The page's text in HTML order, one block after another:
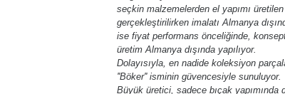
seçkin malzemelerden el yapımı
gerçekleştirilirken imalatı Almanya
ise fiyat performans önceliğinde,
üretim Almanya dışında yapılıyor.
Dolayısıyla, en nadide koleksiyon
''Böker'' isminin güvencesiyle sunuluyor.
Büyük üretici, sadece bıçak yapımında